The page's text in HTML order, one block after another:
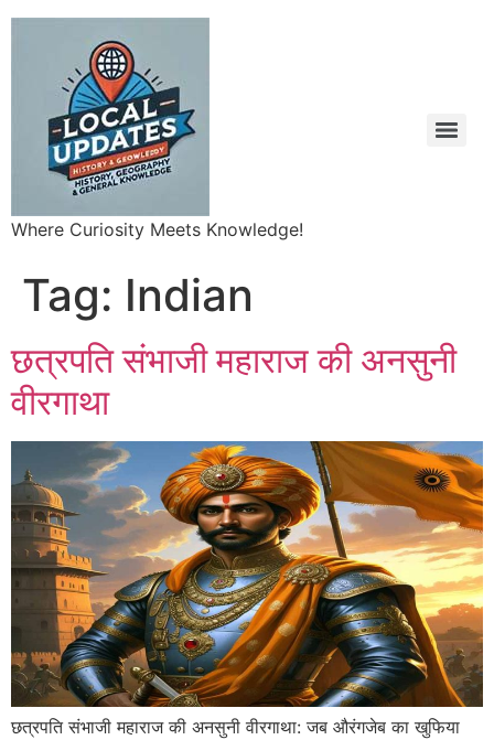
Where Curiosity Meets Knowledge!
Tag: Indian
छत्रपति संभाजी महाराज की अनसुनी
वीरगाथा
छत्रपति संभाजी महाराज की अनसुनी वीरगाथा: जब औरंगजेब का खुफिया